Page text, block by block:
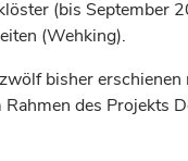
(bis September
(Wehking).
bisher erschienen
des Projekts